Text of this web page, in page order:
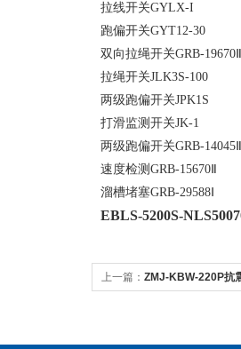
拉线开关GYLX-I
跑偏开关GYT12-30
双向拉绳开关GRB-19670Ⅱ
拉绳开关JLK3S-100
两级跑偏开关JPK1S
打滑监测开关JK-1
两级跑偏开关GRB-
速度检测GRB-15670Ⅱ
溜槽堵塞GRB-29588Ⅰ
EBLS-5200S-
上一篇： ZMJ-KBW-220P抗